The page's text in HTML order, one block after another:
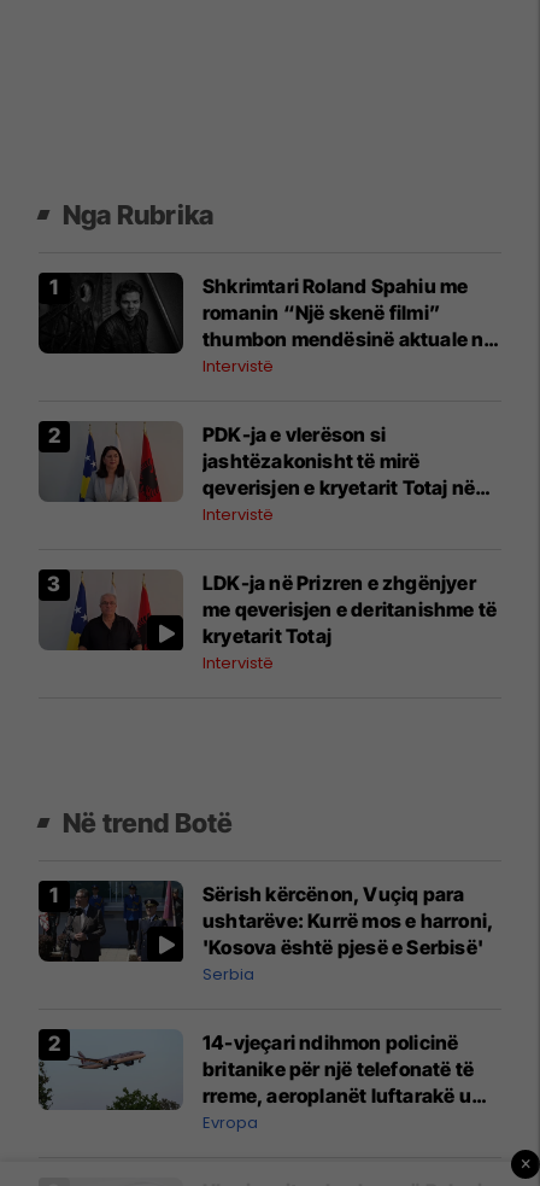
Nga Rubrika
Shkrimtari Roland Spahiu me
romanin “Një skenë filmi”
thumbon mendësinë aktuale në
Kosovë
Intervistë
PDK-ja e vlerëson si
jashtëzakonisht të mirë
qeverisjen e kryetarit Totaj në
Prizren
Intervistë
LDK-ja në Prizren e zhgënjyer
me qeverisjen e deritanishme të
kryetarit Totaj
Intervistë
Në trend Botë
Sërish kërcënon, Vuçiq para
ushtarëve: Kurrë mos e harroni,
'Kosova është pjesë e Serbisë'
Serbia
14-vjeçari ndihmon policinë
britanike për një telefonatë të
rreme, aeroplanët luftarakë u
ngritën në ajër për të
Evropa
×